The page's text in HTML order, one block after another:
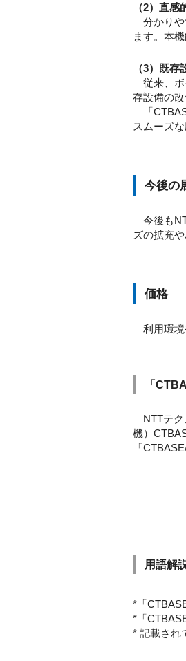
（2）直
分かりや
ます。本
（3）既
従来、ボ
存設備の改
「
スムーズ
今後の
今後も
ズの拡充
価格
利用環境
「
NTTテク
機）
「
用語解
*「
*「
* 記載され